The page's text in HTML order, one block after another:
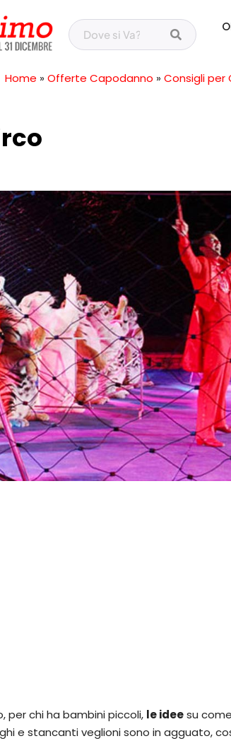
Home » Offerte Capodanno » Consigli per
per chi ha bambini piccoli, le ideesu
e stancanti veglioni sono in agguato,